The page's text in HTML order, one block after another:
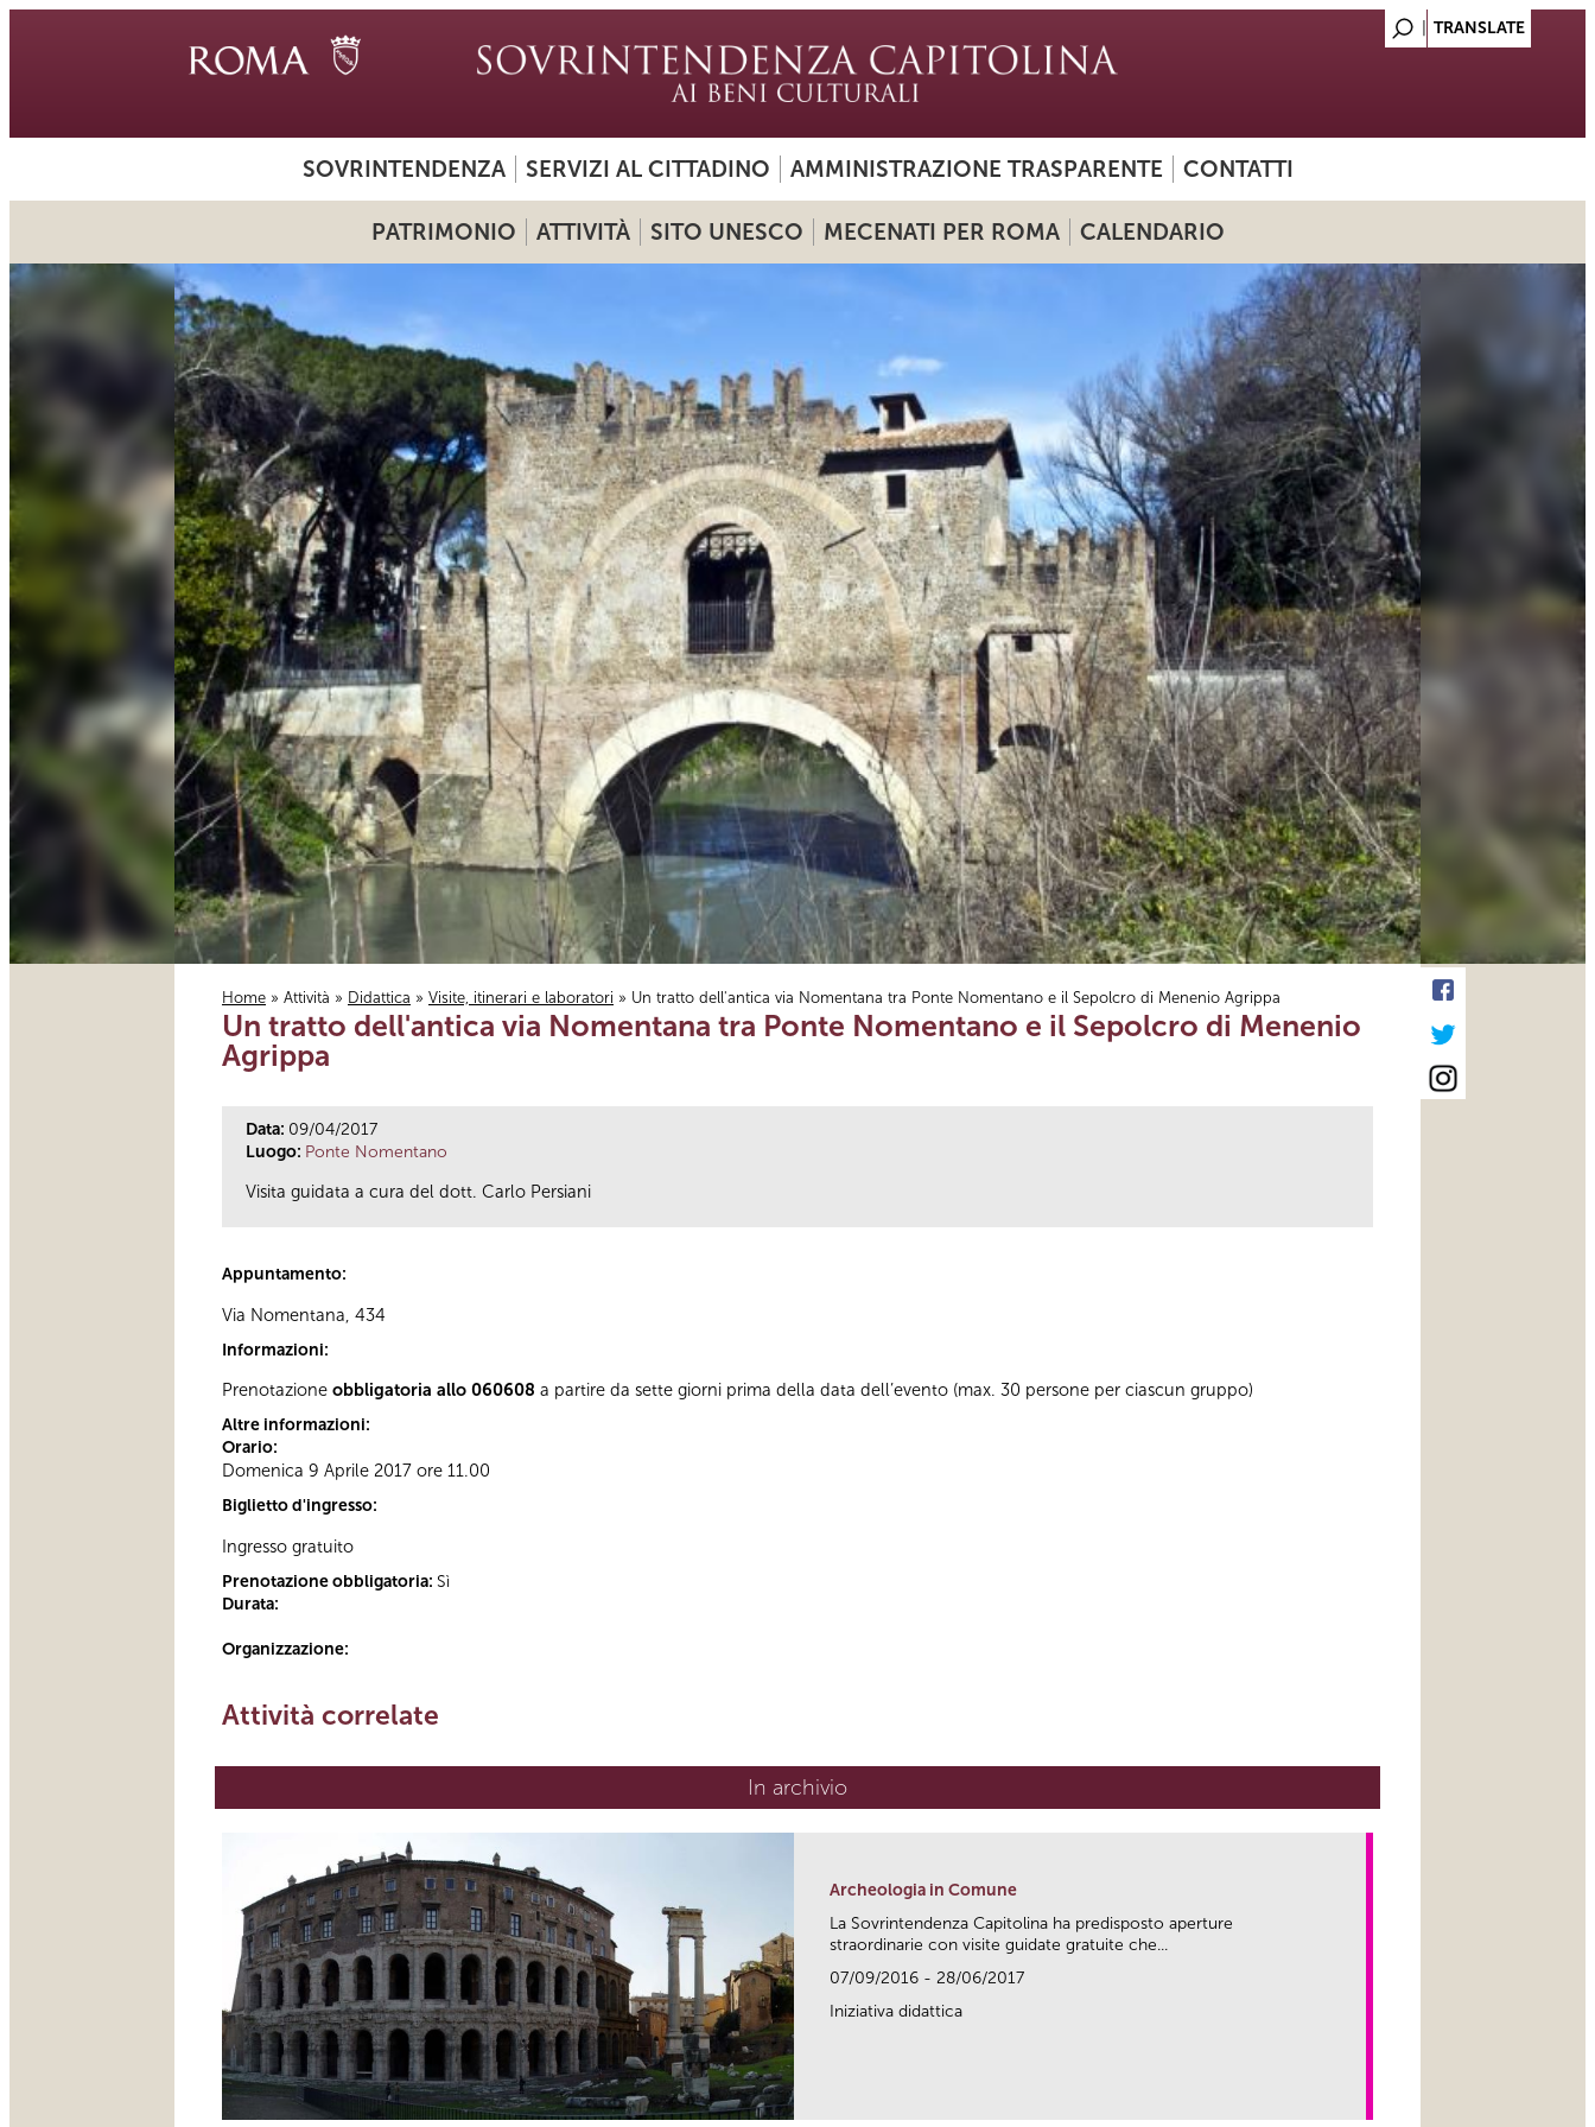
SOVRINTENDENZA SERVIZI AL CITTADINO AMMINISTRAZIONE TRASPARENTE CONTATTI
PATRIMONIO ATTIVITÀ SITO UNESCO MECENATI PER ROMA CALENDARIO
Tu sei qui
Home » Attività » Didattica » Visite, itinerari e laboratori » Un tratto dell'antica via Nomentana tra Ponte Nomentano e il Sepolcro di Menenio Agrippa
Un tratto dell'antica via Nomentana tra Ponte Nomentano e il Sepolcro di Menenio
Agrippa
Data: 09/04/2017
Luogo: Ponte Nomentano
Visita guidata a cura del dott. Carlo Persiani
Appuntamento:
Via Nomentana, 434
Informazioni:
Prenotazione obbligatoria allo 060608 a partire da sette giorni prima della data dell’evento (max. 30 persone per ciascun gruppo)
Altre informazioni:
Orario:
Domenica 9 Aprile 2017 ore 11.00
Biglietto d'ingresso:
Ingresso gratuito
Prenotazione obbligatoria: Sì
Durata:
Organizzazione:
Attività correlate
In archivio
Archeologia in Comune
La Sovrintendenza Capitolina ha predisposto aperture
straordinarie con visite guidate gratuite che...
07/09/2016 - 28/06/2017
Iniziativa didattica